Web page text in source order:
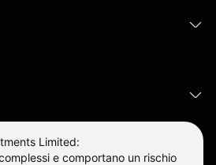
Limited:
e comportano un rischio